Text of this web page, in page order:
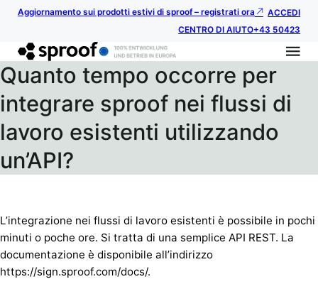
Aggiornamento sui prodotti estivi di sproof – registrati ora
ACCEDI
CENTRO DI AIUTO+43 50423
Quanto tempo occorre per
integrare sproof nei flussi di
lavoro esistenti utilizzando
un’API?
L’integrazione nei flussi di lavoro esistenti è possibile in pochi
minuti o poche ore. Si tratta di una semplice API REST. La
documentazione è disponibile all’indirizzo
https://sign.sproof.com/docs/.